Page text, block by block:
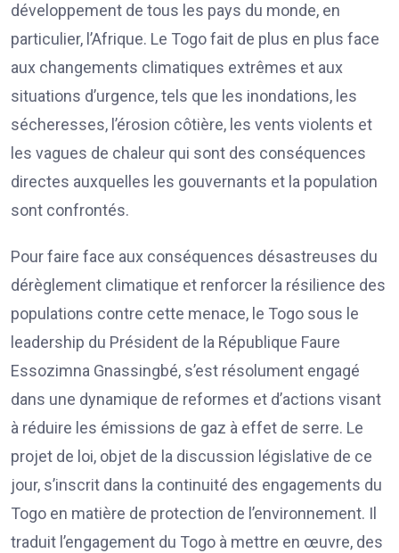
développement de tous les pays du monde, en
particulier, l’Afrique. Le Togo fait de plus en plus face
aux changements climatiques extrêmes et aux
situations d’urgence, tels que les inondations, les
sécheresses, l’érosion côtière, les vents violents et
les vagues de chaleur qui sont des conséquences
directes auxquelles les gouvernants et la population
sont confrontés.
Pour faire face aux conséquences désastreuses du
dérèglement climatique et renforcer la résilience des
populations contre cette menace, le Togo sous le
leadership du Président de la République Faure
Essozimna Gnassingbé, s’est résolument engagé
dans une dynamique de reformes et d’actions visant
à réduire les émissions de gaz à effet de serre. Le
projet de loi, objet de la discussion législative de ce
jour, s’inscrit dans la continuité des engagements du
Togo en matière de protection de l’environnement. Il
traduit l’engagement du Togo à mettre en œuvre, des